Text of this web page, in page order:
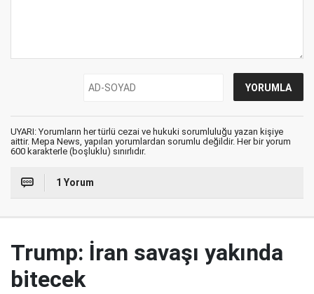
UYARI: Yorumların her türlü cezai ve hukuki sorumluluğu yazan kişiye
aittir. Mepa News, yapılan yorumlardan sorumlu değildir. Her bir yorum
600 karakterle (boşluklu) sınırlıdır.
1 Yorum
Trump: İran savaşı yakında
bitecek